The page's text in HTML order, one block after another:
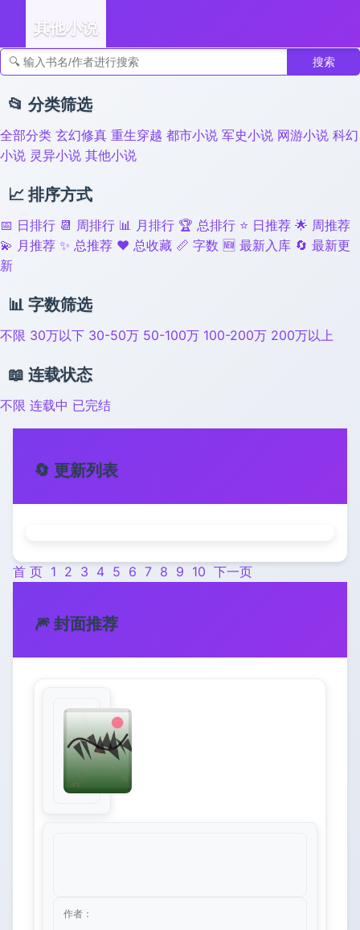
其他小说
搜索
📂 分类筛选
全部分类 玄幻修真 重生穿越 都市小说 军史小说 网游小说 科幻
小说 灵异小说 其他小说
📈 排序方式
📅 日排行 📆 周排行 📊 月排行 🏆 总排行 ⭐ 日推荐 🌟 周推荐
💫 月推荐 ✨ 总推荐 ❤️ 总收藏 📏 字数 🆕 最新入库 🔄 最新更
新
📊 字数筛选
不限 30万以下 30-50万 50-100万 100-200万 200万以上
📖 连载状态
不限 连载中 已完结
🔄 更新列表
首 页 1 2 3 4 5 6 7 8 9 10 下一页
🎆 封面推荐
作者：